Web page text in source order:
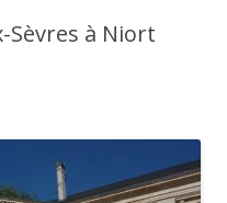
Sèvres à Niort